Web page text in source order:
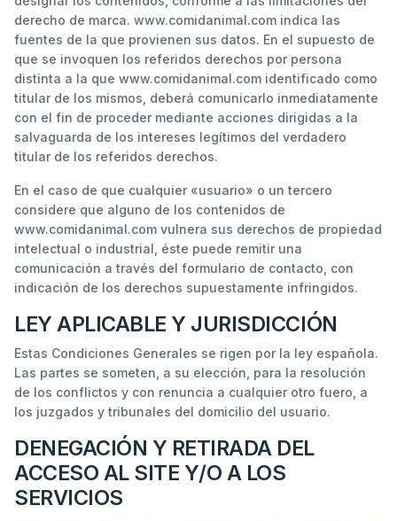
derecho de marca. www.comidanimal.com indica las
fuentes de la que provienen sus datos. En el supuesto de
que se invoquen los referidos derechos por persona
distinta a la que www.comidanimal.com identificado como
titular de los mismos, deberá comunicarlo inmediatamente
con el fin de proceder mediante acciones dirigidas a la
salvaguarda de los intereses legítimos del verdadero
titular de los referidos derechos.
En el caso de que cualquier «usuario» o un tercero
considere que alguno de los contenidos de
www.comidanimal.com vulnera sus derechos de propiedad
intelectual o industrial, éste puede remitir una
comunicación a través del formulario de contacto, con
indicación de los derechos supuestamente infringidos.
LEY APLICABLE Y JURISDICCIÓN
Estas Condiciones Generales se rigen por la ley española.
Las partes se someten, a su elección, para la resolución
de los conflictos y con renuncia a cualquier otro fuero, a
los juzgados y tribunales del domicilio del usuario.
DENEGACIÓN Y RETIRADA DEL
ACCESO AL SITE Y/O A LOS
SERVICIOS